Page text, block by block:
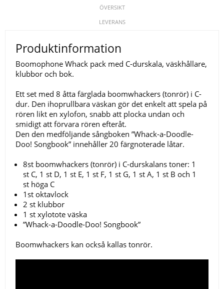
ÖVERSIKT
LEVERANS
Produktinformation
Boomophone Whack pack med C-durskala, väskhållare,
klubbor och bok.
Ett set med 8 åtta färglada boomwhackers (tonrör) i C-
dur. Den ihoprullbara väskan gör det enkelt att spela på
rören likt en xylofon, snabb att plocka undan och
smidigt att förvara rören efteråt.
Den den medföljande sångboken ”Whack-a-Doodle-
Doo! Songbook” innehåller 20 färgnoterade låtar.
8st boomwhackers (tonrör) i C-durskalans toner: 1
st C, 1 st D, 1 st E, 1 st F, 1 st G, 1 st A, 1 st B och 1
st höga C
1st oktavlock
2 st klubbor
1 st xylotote väska
”Whack-a-Doodle-Doo! Songbook”
Boomwhackers kan också kallas tonrör.